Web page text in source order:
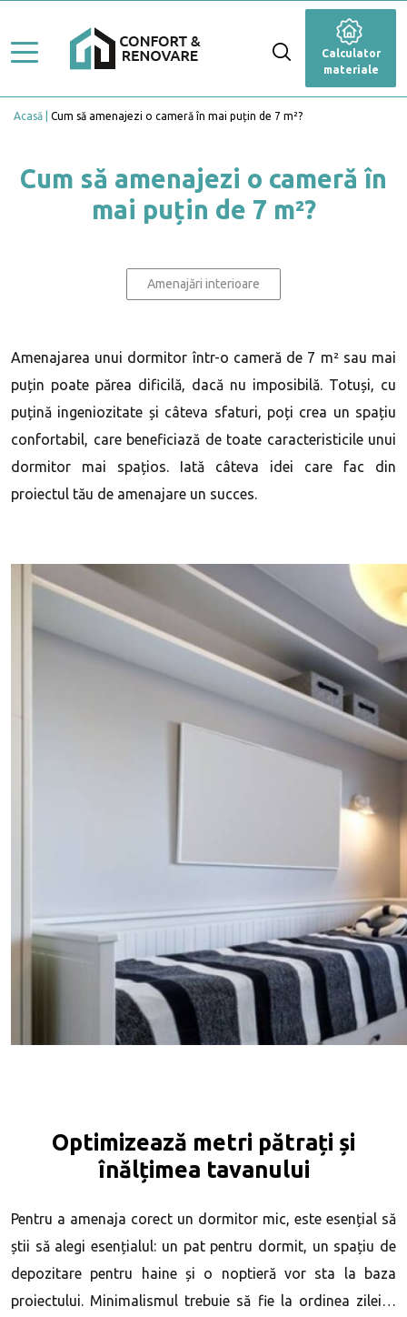
Renovare
Dormitor
Baie
Bucătărie
Grădină și terasă
Ghid Lucrări
Top Proiecte
Caută Expert
Profesioniști
Calculator
materiale
Acasă Cum să amenajezi o cameră în mai puțin de 7 m²?
Cum să amenajezi o cameră în
mai puțin de 7 m²?
Amenajări interioare
Amenajarea unui dormitor într-o cameră de 7 m² sau mai
puțin poate părea dificilă, dacă nu imposibilă. Totuși, cu
puțină ingeniozitate și câteva sfaturi, poți crea un spațiu
confortabil, care beneficiază de toate caracteristicile unui
dormitor mai spațios. Iată câteva idei care fac din
proiectul tău de amenajare un succes.
Optimizează metri pătrați și
înălțimea tavanului
Pentru a amenaja corect un dormitor mic, este esențial să
știi să alegi esențialul: un pat pentru dormit, un spațiu de
depozitare pentru haine și o noptieră vor sta la baza
proiectului. Minimalismul trebuie să fie la ordinea zilei…